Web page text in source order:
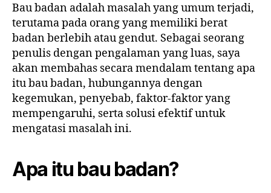
Bau badan adalah masalah yang umum terjadi,
terutama pada orang yang memiliki berat
badan berlebih atau gendut. Sebagai seorang
penulis dengan pengalaman yang luas, saya
akan membahas secara mendalam tentang apa
itu bau badan, hubungannya dengan
kegemukan, penyebab, faktor-faktor yang
mempengaruhi, serta solusi efektif untuk
mengatasi masalah ini.
Apa itu bau badan?